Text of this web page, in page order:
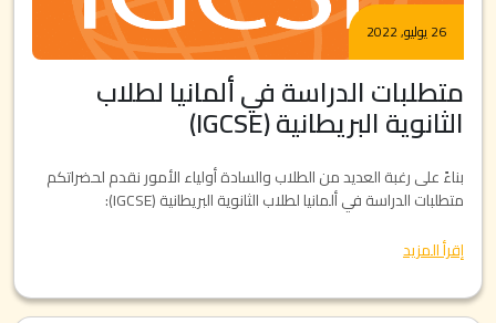
26 يوليو, 2022
متطلبات الدراسة في ألمانيا لطلاب
الثانوية البريطانية (IGCSE)
بناءً على رغبة العديد من الطلاب والسادة أولياء الأمور نقدم لحضراتكم
متطلبات الدراسة في ألمانيا لطلاب الثانوية البريطانية (IGCSE):
إقرأ المزيد